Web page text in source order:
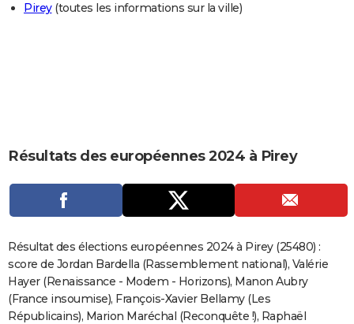
CARTE DE VOEUX
Carte de Noël
Carte Bonne année
Carte Saint-Valentin
Carte Pâques
Carte d'anniversaire
DICTIONNAIRE
Dictionnaire
Biographies
Citations
Expressions
Proverbes
PROGRAMME TV
COPAINS D'AVANT
S'inscrire
Se connecter
Lycées
Collèges
Primaires
Universités
Entreprises
Service militaire
Avis de recherche
AVIS DE DÉCÈS
FORUM
Pirey(toutes les informations sur la ville)
Résultats des européennes 2024 à Pirey
Résultat des élections européennes 2024 à Pirey (25480) :
score de Jordan Bardella (Rassemblement national), Valérie
Hayer (Renaissance - Modem - Horizons), Manon Aubry
(France insoumise), François-Xavier Bellamy (Les
Républicains), Marion Maréchal (Reconquête !), Raphaël